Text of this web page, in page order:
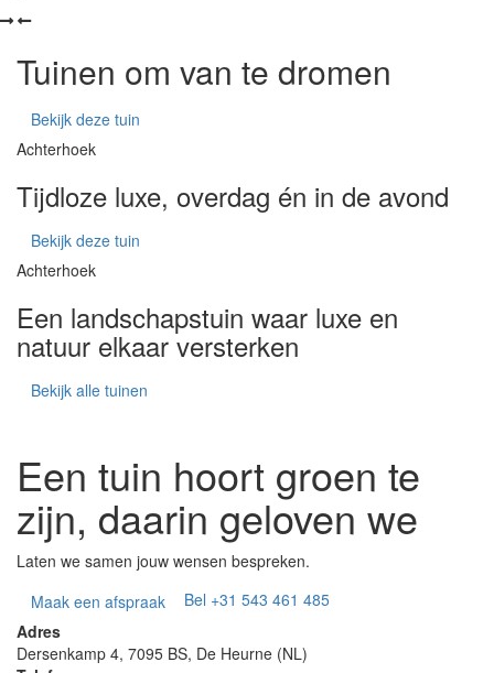
Tuinen om van te dromen
Bekijk deze tuin
Achterhoek
Tijdloze luxe, overdag én in de avond
Bekijk deze tuin
Achterhoek
Een landschapstuin waar luxe en
natuur elkaar versterken
Bekijk alle tuinen
Een tuin hoort groen te
zijn, daarin geloven we
Laten we samen jouw wensen bespreken.
Maak een afspraak
Bel +31 543 461 485
Adres
Dersenkamp 4, 7095 BS, De Heurne (NL)